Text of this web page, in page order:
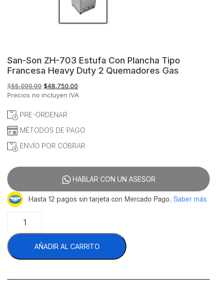
San-Son ZH-703 Estufa Con Plancha Tipo
Francesa Heavy Duty 2 Quemadores Gas
$55,000.00 El
precio
era:
$48,750.00
precio
Precios no incluyen IVA
PRE-ORDENAR
MÉTODOS DE PAGO
ENVÍO POR COBRAR
HABLAR CON UN ASESOR
Hasta 12 pagos sin tarjeta con Mercado Pago. Saber más
ZH-
703
Estufa
Plancha
AÑADIR AL CARRITO